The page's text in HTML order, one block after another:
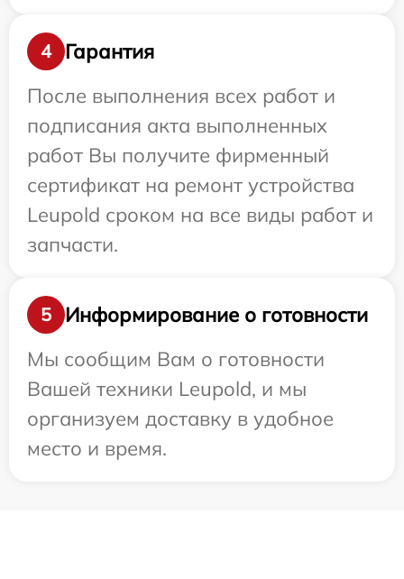
4
Гарантия
После выполнения всех работ и
подписания акта выполненных
работ Вы получите фирменный
сертификат на ремонт устройства
Leupold сроком на все виды работ и
запчасти.
5
Информирование о готовности
Мы сообщим Вам о готовности
Вашей техники Leupold, и мы
организуем доставку в удобное
место и время.